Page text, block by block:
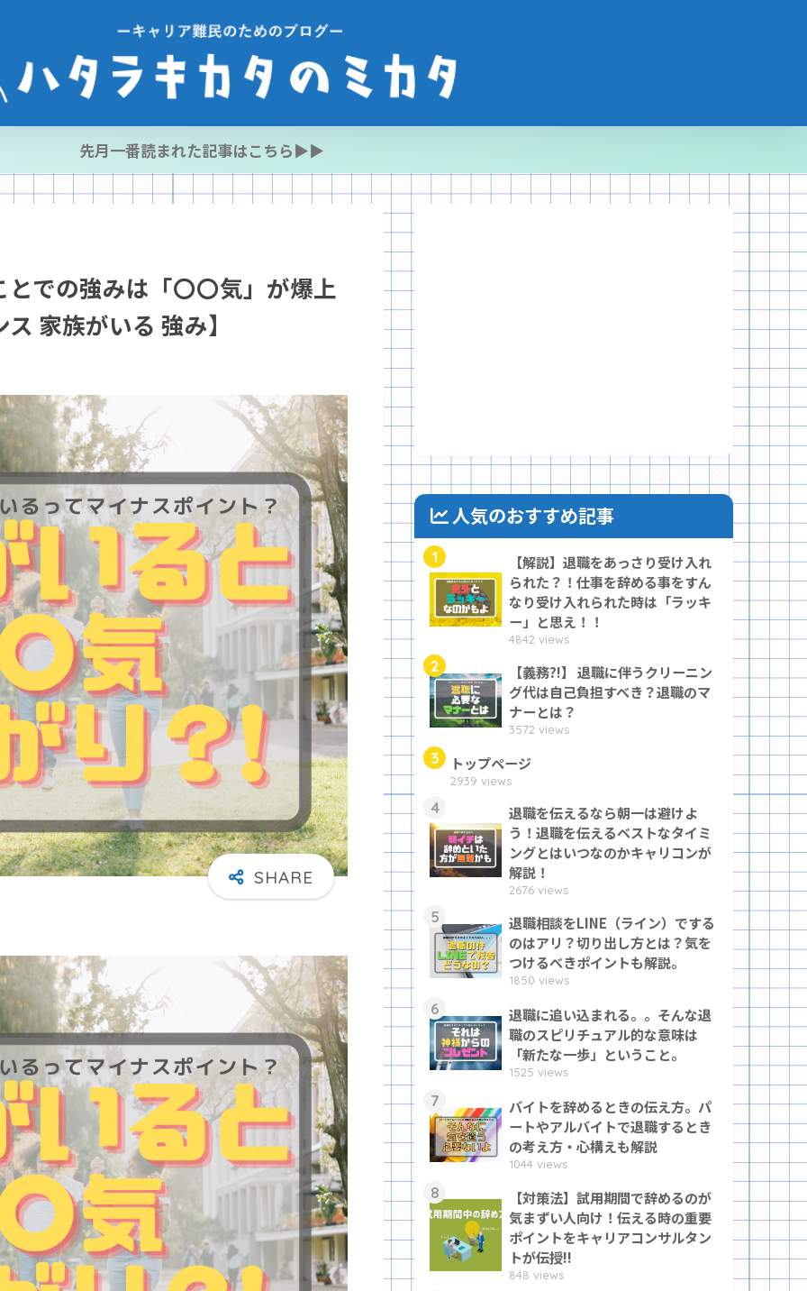
先月一番読まれた記事はこちら▶︎▶︎
での強みは「〇〇気」が爆上
家族がいる 強み】
人気のおすすめ記事
1
【解説】退職をあっさり受け入れ
られた？！仕事を辞める事をすん
なり受け入れられた時は「ラッキ
ー」と思え！！
4842 views
2
【義務?!】 退職に伴うクリーニン
グ代は自己負担すべき？退職のマ
ナーとは？
3572 views
3 トップページ
2939 views
4
退職を伝えるなら朝一は避けよ
う！退職を伝えるベストなタイミ
ングとはいつなのかキャリコンが
解説！
2676 views
5
退職相談をLINE（ライン）でする
のはアリ？切り出し方とは？気を
つけるべきポイントも解説。
1850 views
6
退職に追い込まれる。。そんな退
職のスピリチュアル的な意味は
「新たな一歩」ということ。
1525 views
7
バイトを辞めるときの伝え方。パ
ートやアルバイトで退職するとき
の考え方・心構えも解説
1044 views
8
【対策法】試用期間で辞めるのが
気まずい人向け！伝える時の重要
ポイントをキャリアコンサルタン
トが伝授!!
848 views